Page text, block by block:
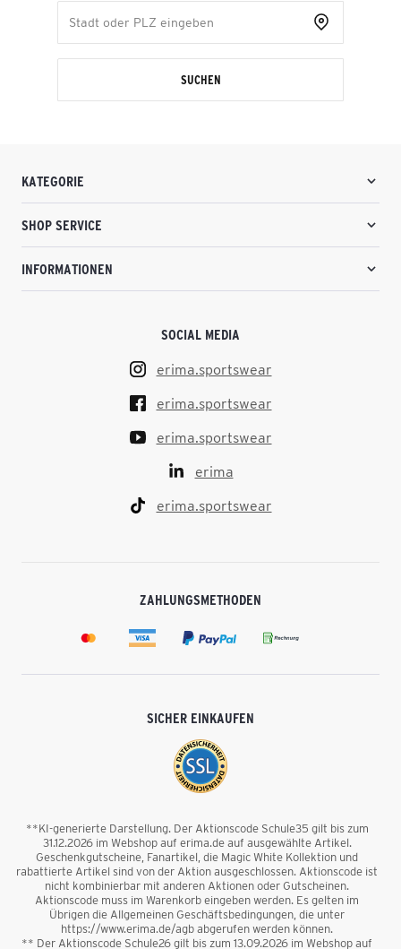
SUCHEN
KATEGORIE
SHOP SERVICE
INFORMATIONEN
SOCIAL MEDIA
erima.sportswear
erima.sportswear
erima.sportswear
erima
erima.sportswear
ZAHLUNGSMETHODEN
SICHER EINKAUFEN
**KI-generierte Darstellung. Der Aktionscode Schule35 gilt bis zum
31.12.2026 im Webshop auf erima.de auf ausgewählte Artikel.
Geschenkgutscheine, Fanartikel, die Magic White Kollektion und
rabattierte Artikel sind von der Aktion ausgeschlossen. Aktionscode ist
nicht kombinierbar mit anderen Aktionen oder Gutscheinen.
Aktionscode muss im Warenkorb eingeben werden. Es gelten im
Übrigen die Allgemeinen Geschäftsbedingungen, die unter
https://www.erima.de/agb abgerufen werden können.
** Der Aktionscode Schule26 gilt bis zum 13.09.2026 im Webshop auf